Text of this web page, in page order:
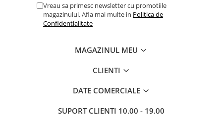
Vreau sa primesc newsletter cu promotiile
magazinului. Afla mai multe in Politica de
Confidentialitate
MAGAZINUL MEU
CLIENTI
DATE COMERCIALE
SUPORT CLIENTI 10.00 - 19.00